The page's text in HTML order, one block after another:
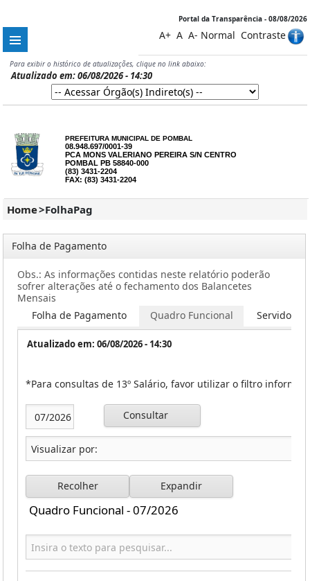
Portal da Transparência - 08/08/2026
A+ A A- Normal Contraste
Para exibir o histórico de atualizações, clique no link abaixo:
Atualizado em: 06/08/2026 - 14:30
PREFEITURA MUNICIPAL DE POMBAL
08.948.697/0001-39
PCA MONS VALERIANO PEREIRA S/N CENTRO
POMBAL PB 58840-000
(83) 3431-2204
FAX: (83) 3431-2204
Home>FolhaPag
Folha de Pagamento
Obs.: As informações contidas neste relatório poderão
sofrer alterações até o fechamento dos Balancetes
Mensais
Folha de Pagamento
Quadro Funcional Servidores
Atualizado em: 06/08/2026 - 14:30
*Para consultas de 13º Salário, favor utilizar o filtro
Consultar
Recolher Expandir
Quadro Funcional - 07/2026